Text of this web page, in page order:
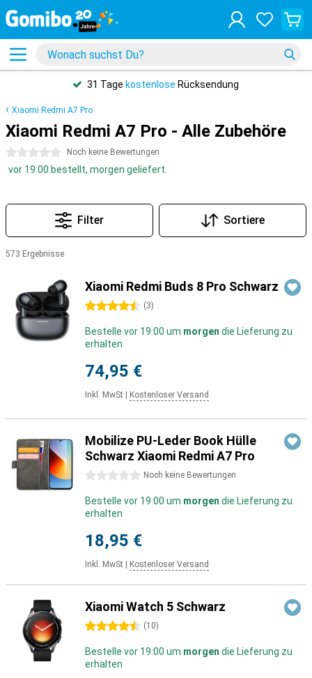
31 Tage kostenlose Rücksendung
Xiaomi Redmi A7 Pro
Xiaomi Redmi A7 Pro - Alle Zubehöre
0 Sterne Noch keine Bewertungen
vor 19:00 bestellt, morgen geliefert.
Filter Sortiere
573 Ergebnisse
Xiaomi Redmi Buds 8 Pro Schwarz
4.5 Sterne (3)
Bestelle vor 19:00 um morgen die Lieferung zu
erhalten
74,95 €
Inkl. MwSt Kostenloser Versand
Mobilize PU-Leder Book Hülle
Schwarz Xiaomi Redmi A7 Pro
0 Sterne Noch keine Bewertungen
Bestelle vor 19:00 um morgen die Lieferung zu
erhalten
18,95 €
Inkl. MwSt Kostenloser Versand
Xiaomi Watch 5 Schwarz
4.5 Sterne (10)
Bestelle vor 19:00 um morgen die Lieferung zu
erhalten